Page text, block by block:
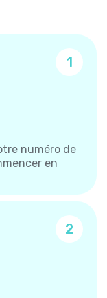
1
numéro de
en
2